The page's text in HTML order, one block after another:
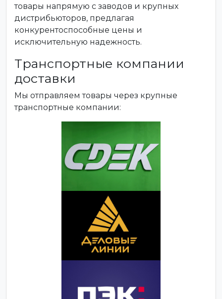
товары напрямую с заводов и крупных
дистрибьюторов, предлагая
конкурентоспособные цены и
исключительную надежность.
Транспортные компании
доставки
Мы отправляем товары через крупные
транспортные компании: